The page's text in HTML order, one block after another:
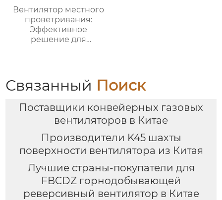
Вентилятор местного
проветривания:
Эффективное
решение для
Связанный Поиск
Поставщики конвейерных газовых
вентиляторов в Китае
Производители K45 шахты
поверхности вентилятора из Китая
Лучшие страны-покупатели для
FBCDZ горнодобывающей
реверсивный вентилятор в Китае